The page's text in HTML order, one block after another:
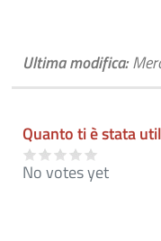
Ultima modifica:
Quanto ti è stata
No votes yet